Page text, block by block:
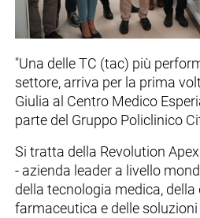
"Una delle TC (tac) più
settore, arriva per la prima
Giulia al Centro Medico
parte del Gruppo Policlinico
Si tratta della Revolution
- azienda leader a livello
della tecnologia medica,
farmaceutica e delle